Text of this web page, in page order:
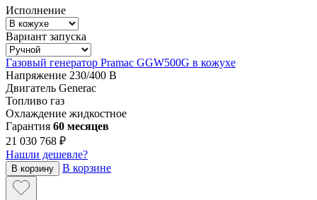
Исполнение
Вариант запуска
Газовый генератор Pramac GGW500G в кожухе
Напряжение 230/400 В
Двигатель Generac
Топливо газ
Охлаждение жидкостное
Гарантия 60 месяцев
21 030 768 ₽
Нашли дешевле?
В корзину В корзине